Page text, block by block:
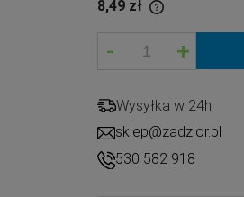
8,49 zł
- +
Wysyłka w 24h
sklep@zadzior.pl
530 582 918